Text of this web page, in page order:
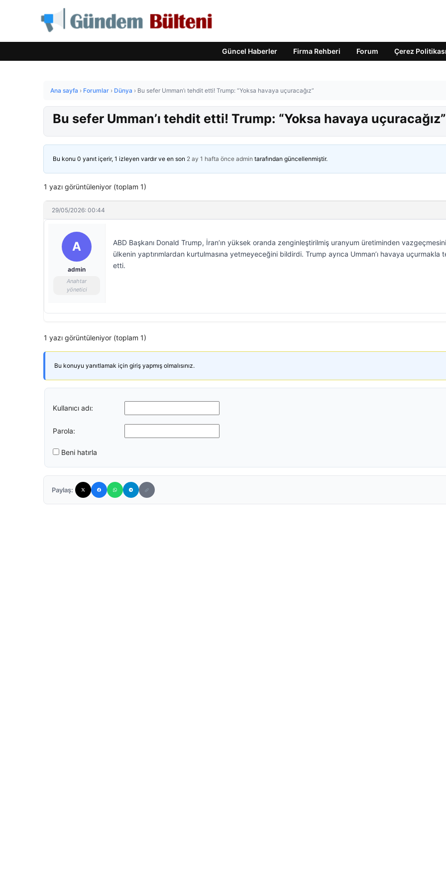
Güncel Haberler Firma Rehberi Forum Çerez Politikası
Ana sayfa › Forumlar › Dünya › Bu sefer Umman’ı tehdit etti! Trump: “Yoksa havaya uçuracağız”
Bu sefer Umman’ı tehdit etti! Trump: “Yoksa havaya uçuracağız”
Bu konu 0 yanıt içerir, 1 izleyen vardır ve en son 2 ay 1 hafta önce admin tarafından güncellenmiştir.
1 yazı görüntüleniyor (toplam 1)
29/05/2026: 00:44
A
admin
Anahtar
yönetici
ABD Başkanı Donald Trump, İran’ın yüksek oranda zenginleştirilmiş uranyum üretiminden
ülkenin yaptırımlardan kurtulmasına yetmeyeceğini bildirdi. Trump ayrıca Umman’ı havaya uçurmakla
etti.
1 yazı görüntüleniyor (toplam 1)
Bu konuyu yanıtlamak için giriş yapmış olmalısınız.
Kullanıcı adı:
Parola:
Beni hatırla
Paylaş: